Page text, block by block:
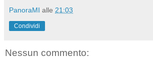
PanoraMI alle 21:03
Condividi
Nessun commento: